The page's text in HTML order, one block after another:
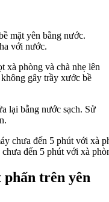
mặt yên bằng nước.
với nước.
xà phòng và chà nhẹ lên
gây trầy xước bề
lại bằng nước sạch. Sử
đến 5 phút với xà
phấn trên yên